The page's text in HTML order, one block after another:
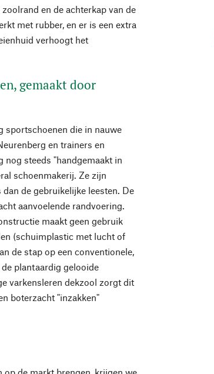
en de achterkap van de
met rubber, en er is een extra
verhoogt het
gemaakt door
sportschoenen die in nauwe
en trainers en
nog steeds "handgemaakt in
schoenmakerij. Ze zijn
de gebruikelijke leesten. De
aanvoelende randvoering.
maakt geen gebruik
(schuimplastic met lucht of
de stap op een conventionele,
plantaardig gelooide
varkensleren dekzool zorgt dit
boterzacht "inzakken"